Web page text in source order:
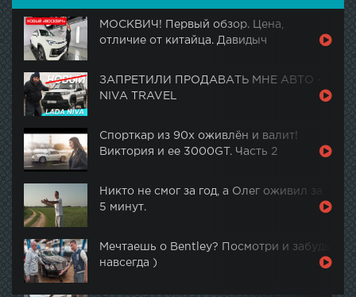
МОСКВИЧ! Первый обзор. Цена,
отличие от китайца. Давидыч
ЗАПРЕТИЛИ ПРОДАВАТЬ МНЕ АВТО -
NIVA TRAVEL
Спорткар из 90х оживлён и валит!
Виктория и ее 3000GT. Часть 2
Никто не смог за год, а Олег оживил за
5 минут.
Мечтаешь о Bentley? Посмотри и забудь
навсегда )